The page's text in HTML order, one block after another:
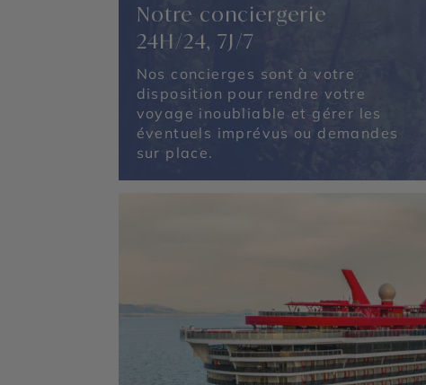
Notre conciergerie
24H/24, 7J/7
Nos concierges sont à votre
disposition pour rendre votre
voyage inoubliable et gérer les
éventuels imprévus ou demandes
sur place.